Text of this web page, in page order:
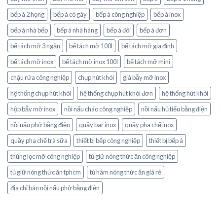
bếp á 2 họng
bếp á có gáy bếp á công nghiệp
bếp á inox
bếp á nhà bếp
bếp á nhà hàng bếp á đôi
bếp á đơn
bể tách mỡ 3 ngăn
bể tách mỡ 100l
bể tách mỡ gia đình
bể tách mỡ inox
bể tách mỡ inox 100l
bể tách mỡ mini
chậu rửa công nghiệp
chụp hút khói
giá bẫy mỡ inox
hệ thống chụp hút khói
hệ thống chụp hút khói đơn
hệ thống hút khói
hộp bẫy mỡ inox
nồi nấu cháo công nghiệp
nồi nấu hủ tiếu bằng điện
nồi nấu phở bằng điện
quầy bar inox
quầy pha chế inox
quầy pha chế trà sữa
thiết bị bếp công nghiệp
thiết bị bếp á
thùng lọc mỡ công nghiệp
tủ giữ nóng thức ăn công nghiệp
tủ giữ nóng thức ăn tphcm
tủ hâm nóng thức ăn giá rẻ
địa chỉ bán nồi nấu phở bằng điện